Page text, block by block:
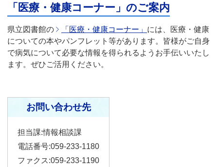
「医療・健康コーナー」のご案内
県立図書館の 「医療・健康コーナー」 には、医療・健康
についての本やパンフレット等があります。皆様がご自身
で病気について必要な情報を得られるようお手伝いいたし
ます。ぜひご活用ください。
お問い合わせ先
担当課:情報相談課
電話番号:059-233-1180
ファクス:059-233-1190